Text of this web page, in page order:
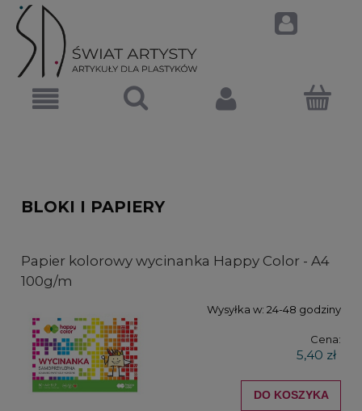
BLOKI I PAPIERY
Papier kolorowy wycinanka Happy Color - A4
100g/m
Wysyłka w: 24-48 godziny
Cena:
5,40 zł
DO KOSZYKA